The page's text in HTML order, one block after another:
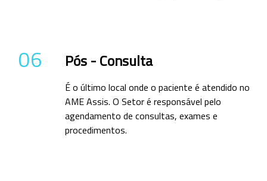
06 Pós - Consulta
É o último local onde o paciente é atendido no
AME Assis. O Setor é responsável pelo
agendamento de consultas, exames e
procedimentos.